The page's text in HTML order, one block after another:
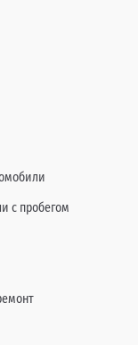
с пробегом